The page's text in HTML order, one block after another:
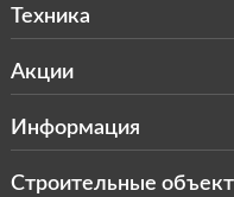
Техника
Акции
Информация
Строительные